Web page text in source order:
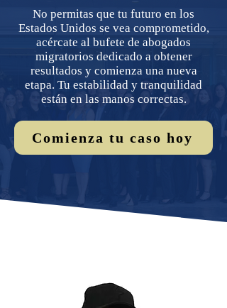
No permitas que tu futuro en los
Estados Unidos se vea comprometido,
acércate al bufete de abogados
migratorios dedicado a obtener
resultados y comienza una nueva
etapa. Tu estabilidad y tranquilidad
están en las manos correctas.
Comienza tu caso hoy